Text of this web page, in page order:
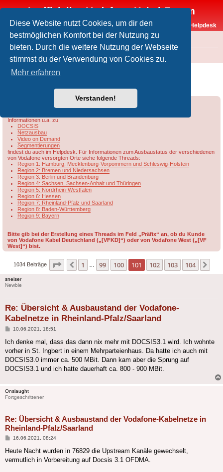
Diese Website nutzt Cookies, um dir den
bestmöglichen Komfort bei der Nutzung zu
bieten. Durch die weitere Nutzung der Webseite
stimmst du der Verwendung von Cookies zu.
Mehr erfahren
Verstanden!
Inoffizielles Vodafone-Kabel-Forum
Vodafone-Kabel-Helpdesk
FAQ
Foren-Übersicht Rund um Vodafone / Aktuelles
Übersicht & Ausbaustand der Vodafone-
Informationen u.a. zu
DOCSIS
Netzausbau
Video on Demand
Segmentierungen
findest du auch im Helpdesk. Für Informationen zum Ausbaustatus der verschiedenen
von Vodafone versorgten Orte siehe folgende Threads:
Region 1: Hamburg, Mecklenburg-Vorpommern und Schleswig-Holstein
Region 2: Bremen und Niedersachsen
Region 3: Berlin und Brandenburg
Region 4: Sachsen, Sachsen-Anhalt und Thüringen
Region 5: Nordrhein-Westfalen
Region 6: Hessen
Region 7: Rheinland-Pfalz und Saarland
Region 8: Baden-Württemberg
Region 9: Bayern
Bitte gib bei der Erstellung eines Threads im Feld „Präfix“ an, ob du Kunde
von Vodafone Kabel Deutschland („[VFKD]“) oder von Vodafone West („[VF
West]“) bist.
1034 Beiträge Seite 101 von104
Vorherige
1 99 100 101 102 103 104
sneiser
Newbie
Re: Übersicht & Ausbaustand der Vodafone-
Kabelnetze in Rheinland-Pfalz/Saarland
Beitrag
10.06.2021, 18:51
Ich denke mal, dass das dann nix mehr mit DOCSIS3.1 wird. Ich wohnte
vorher in St. Ingbert in einem Mehrparteienhaus. Da hatte ich auch mit
DOCSIS3.0 immer ca. 500 MBit. Dann kam aber die Sprung auf
DOCSIS3.1 und ich hatte dauerhaft ca. 800 - 900 MBit.
Onslaught
Fortgeschrittener
Re: Übersicht & Ausbaustand der Vodafone-Kabelnetze in
Rheinland-Pfalz/Saarland
Beitrag
16.06.2021, 08:24
Heute Nacht wurden in 76829 die Upstream Kanäle gewechselt,
vermutlich in Vorbereitung auf Docsis 3.1 OFDMA.